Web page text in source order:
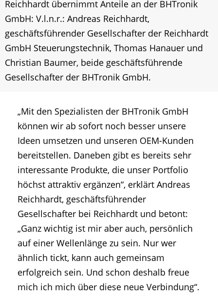
Reichhardt übernimmt Anteile an der BHTronik
GmbH: V.l.n.r.: Andreas Reichhardt,
geschäftsführender Gesellschafter der Reichhardt
GmbH Steuerungstechnik, Thomas Hanauer und
Christian Baumer, beide geschäftsführende
Gesellschafter der BHTronik GmbH.
„Mit den Spezialisten der BHTronik GmbH
können wir ab sofort noch besser unsere
Ideen umsetzen und unseren OEM-Kunden
bereitstellen. Daneben gibt es bereits sehr
interessante Produkte, die unser Portfolio
höchst attraktiv ergänzen“, erklärt Andreas
Reichhardt, geschäftsführender
Gesellschafter bei Reichhardt und betont:
„Ganz wichtig ist mir aber auch, persönlich
auf einer Wellenlänge zu sein. Nur wer
ähnlich tickt, kann auch gemeinsam
erfolgreich sein. Und schon deshalb freue
mich ich mich über diese neue Verbindung“.